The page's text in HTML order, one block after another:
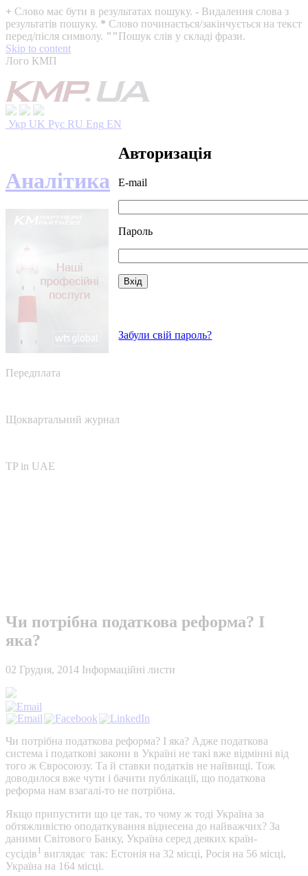
+ Слово має бути в результатах пошуку. - Видалення слова з
результатів пошуку. * Слово починається/закінчується на текст
перед/після символу. ""Пошук слів у складі фрази.
Skip to content
Лого КМП
Укр UK Рус RU Eng EN
Авторизація
E-mail
Пароль
Забули свій пароль?
Аналітика
Передплата
Щоквартальний журнал
TP in UAE
Чи потрібна податкова реформа? І
яка?
02 Грудня, 2014 Інформаційні листи
Чи потрібна податкова реформа? I яка? Адже податкова
система і податкові закони в Україні не такі вже відмінні від
того ж Євросоюзу. Та й ставки податків не найвищі. Тож
доводилося вже чути і бачити публікації, що податкова
реформа нам взагалі-то не потрібна.
Якщо припустити що це так, то чому ж тоді Україна за
обтяжливістю оподаткування віднесена до найважчих? За
даними Світового Банку, Україна серед деяких країн-
сусідів1 виглядає так: Естонія на 32 місці, Росія на 56 місці,
Україна на 164 місці.